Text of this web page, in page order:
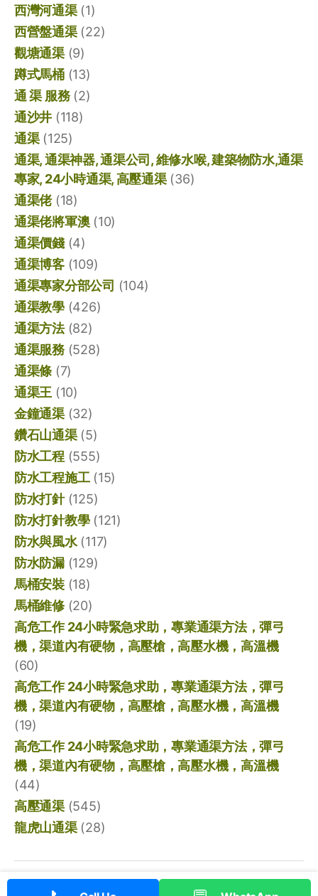
西灣河通渠(1)
西營盤通渠(22)
觀塘通渠(9)
蹲式馬桶(13)
通 渠 服務(2)
通沙井 (118)
通渠(125)
通渠, 通渠神器, 通渠公司, 維修水喉, 建築物防水,通渠
專家, 24小時通渠, 高壓通渠(36)
通渠佬(18)
通渠佬將軍澳(10)
通渠價錢(4)
通渠博客(109)
通渠專家分部公司 (104)
通渠教學(426)
通渠方法(82)
通渠服務(528)
通渠條 (7)
通渠王 (10)
金鐘通渠(32)
鑽石山通渠(5)
防水工程(555)
防水工程施工(15)
防水打針(125)
防水打針教學(121)
防水與風水(117)
防水防漏(129)
馬桶安裝(18)
馬桶維修(20)
高危工作 24小時緊急求助，專業通渠方法，彈弓
機，渠道內有硬物，高壓槍，高壓水機，高溫機
(60)
高危工作 24小時緊急求助，專業通渠方法，彈弓
機，渠道內有硬物，高壓槍，高壓水機，高溫機
(19)
高危工作 24小時緊急求助，專業通渠方法，彈弓
機，渠道內有硬物，高壓槍，高壓水機，高溫機
(44)
高壓通渠(545)
龍虎山通渠(28)
© 2026 香港通渠專家